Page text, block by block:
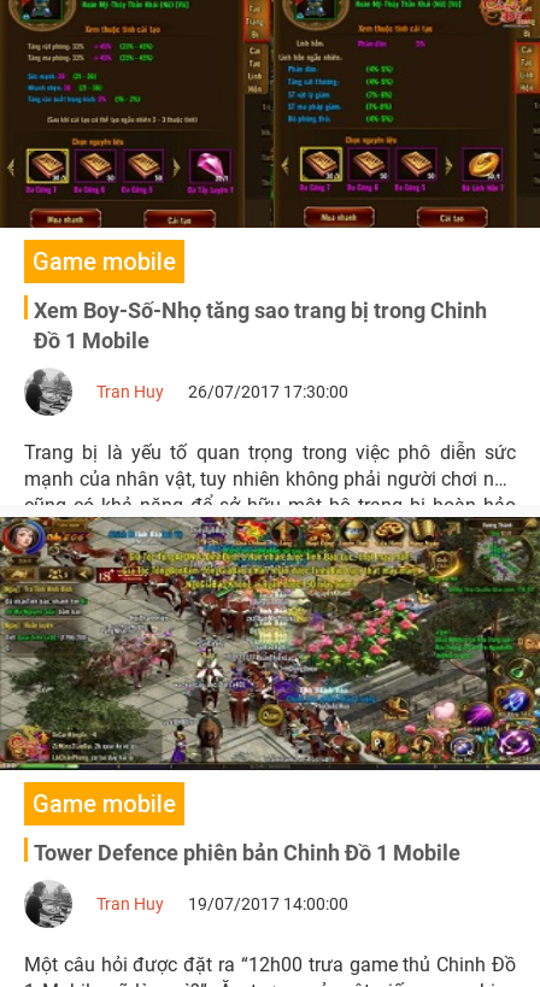
ngoạn, hay “lao vào” những cuộc chiến bất tận…
Game mobile
Xem Boy-Số-Nhọ tăng sao trang bị trong Chinh
Đồ 1 Mobile
Trang bị là yếu tố quan trọng trong việc phô diễn sức
mạnh của nhân vật, tuy nhiên không phải người chơi nào
cũng có khả năng để sở hữu một bộ trang bị hoàn hảo
với những chỉ số đáng mơ ước.
Game mobile
Tower Defence phiên bản Chinh Đồ 1 Mobile